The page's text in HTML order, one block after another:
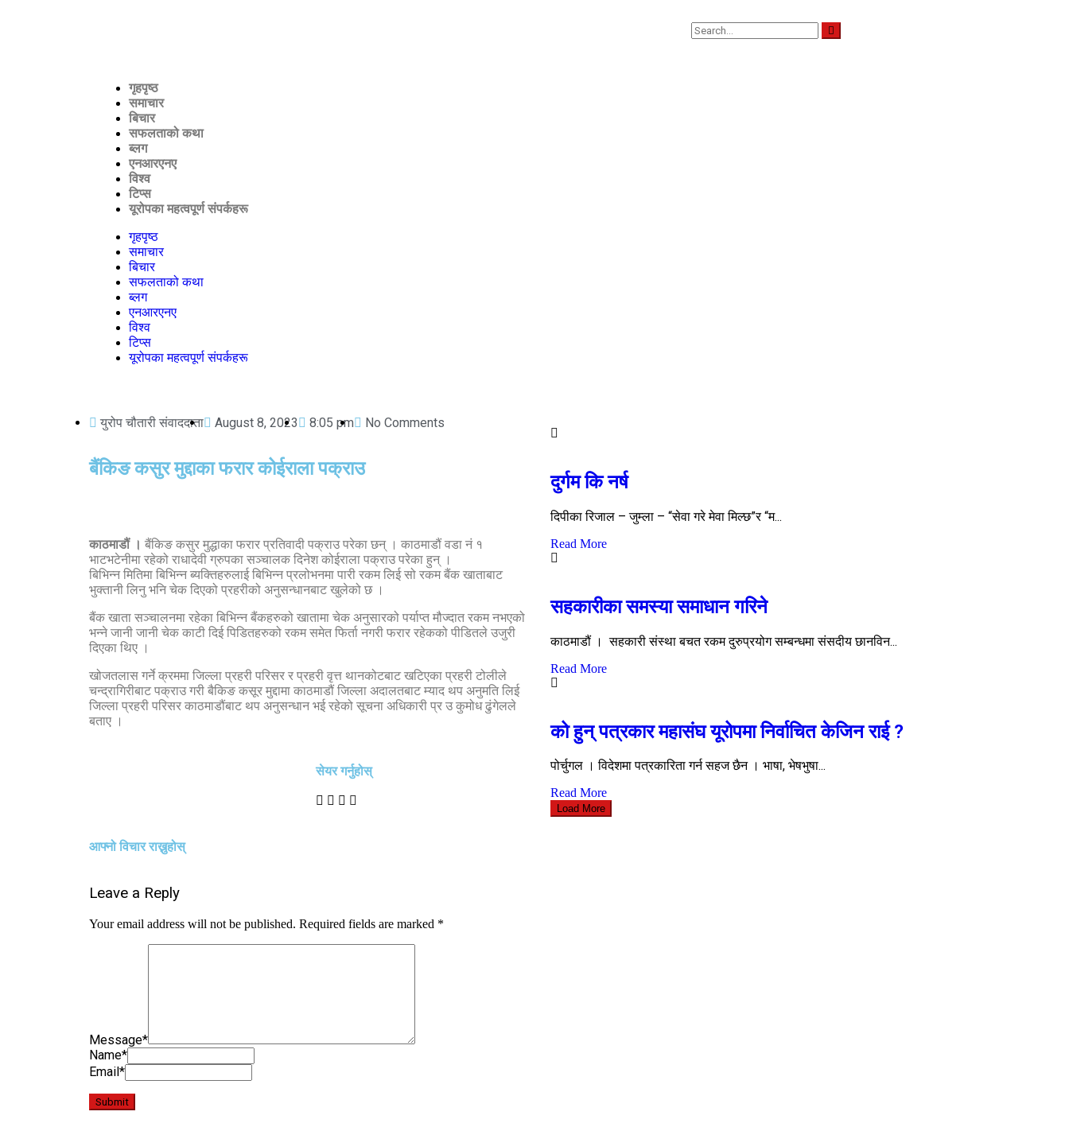
गृहपृष्ठ
समाचार
बिचार
सफलताको कथा
ब्लग
एनआरएनए
विश्व
टिप्स
यूरोपका महत्वपूर्ण संपर्कहरू
गृहपृष्ठ
समाचार
बिचार
सफलताको कथा
ब्लग
एनआरएनए
विश्व
टिप्स
यूरोपका महत्वपूर्ण संपर्कहरू
युरोप चौतारी संवाददाता August 8, 2023 8:05 pm No Comments
बैंकिङ कसुर मुद्दाका फरार कोईराला पक्राउ
काठमाडौं । बैंकिङ कसुर मुद्धाका फरार प्रतिवादी पक्राउ परेका छन् । काठमाडौं वडा नं १
भाटभटेनीमा रहेको राधादेवी ग्रुपका सञ्चालक दिनेश कोईराला पक्राउ परेका हुन् ।
बिभिन्न मितिमा बिभिन्न ब्यक्तिहरुलाई बिभिन्न प्रलोभनमा पारी रकम लिई सो रकम बैंक खाताबाट
भुक्तानी लिनु भनि चेक दिएको प्रहरीको अनुसन्धानबाट खुलेको छ ।
बैंक खाता सञ्चालनमा रहेका बिभिन्न बैंकहरुको खातामा चेक अनुसारको पर्याप्त मौज्दात रकम नभएको
भन्ने जानी जानी चेक काटी दिई पिडितहरुको रकम समेत फिर्ता नगरी फरार रहेकको पीडितले उजुरी
दिएका थिए ।
खोजतलास गर्ने क्रममा जिल्ला प्रहरी परिसर र प्रहरी वृत्त थानकोटबाट खटिएका प्रहरी टोलीले
चन्द्रागिरीबाट पक्राउ गरी बैकिङ कसूर मुद्दामा काठमाडौं जिल्ला अदालतबाट म्याद थप अनुमति लिई
जिल्ला प्रहरी परिसर काठमाडौंबाट थप अनुसन्धान भई रहेको सूचना अधिकारी प्र उ कुमोध ढुंगेलले
बताए ।
सेयर गर्नुहोस्
दुर्गम कि नर्ष
दिपीका रिजाल – जुम्ला – “सेवा गरे मेवा मिल्छ”र “म...
Read More
सहकारीका समस्या समाधान गरिने
काठमाडौं । सहकारी संस्था बचत रकम दुरुप्रयोग सम्बन्धमा संसदीय छानविन...
Read More
को हुन् पत्रकार महासंघ यूरोपमा निर्वाचित केजिन राई ?
पोर्चुगल । विदेशमा पत्रकारिता गर्न सहज छैन । भाषा, भेषभुषा...
Read More
Load More
आफ्नो विचार राख्नुहोस्
Leave a Reply
Your email address will not be published. Required fields are marked *
Message*
Name*
Email*